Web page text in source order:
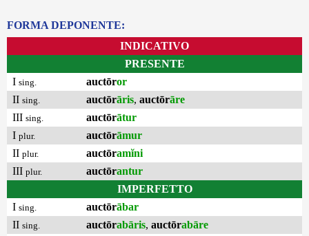
FORMA DEPONENTE:
INDICATIVO
PRESENTE
I sing. auctōror
II sing. auctōrāris, auctōrāre
III sing. auctōrātur
I plur. auctōrāmur
II plur. auctōramĭni
III plur. auctōrantur
IMPERFETTO
I sing. auctōrābar
II sing. auctōrabāris, auctōrabāre